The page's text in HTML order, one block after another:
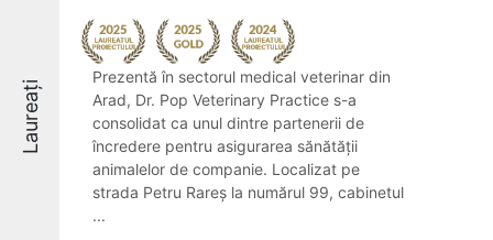
Laureați
Prezentă în sectorul medical veterinar din
Arad, Dr. Pop Veterinary Practice s-a
consolidat ca unul dintre partenerii de
încredere pentru asigurarea sănătății
animalelor de companie. Localizat pe
strada Petru Rareș la numărul 99, cabinetul
...